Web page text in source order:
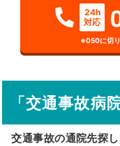
駅から探
24h
対応
※050に切り
「交通事故病
交通事故の通院先探